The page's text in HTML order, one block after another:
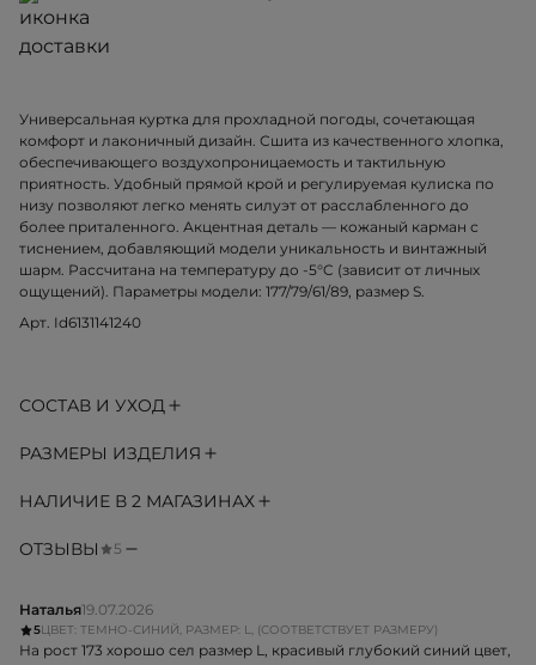
Универсальная куртка для прохладной погоды, сочетающая
комфорт и лаконичный дизайн. Сшита из качественного хлопка,
обеспечивающего воздухопроницаемость и тактильную
приятность. Удобный прямой крой и регулируемая кулиска по
низу позволяют легко менять силуэт от расслабленного до
более приталенного. Акцентная деталь — кожаный карман с
тиснением, добавляющий модели уникальность и винтажный
шарм. Рассчитана на температуру до -5°C (зависит от личных
ощущений). Параметры модели: 177/79/61/89, размер S.
Арт. Id6131141240
СОСТАВ И УХОД
РАЗМЕРЫ ИЗДЕЛИЯ
НАЛИЧИЕ В 2 МАГАЗИНАХ
ОТЗЫВЫ 5
Наталья19.07.2026
5ЦВЕТ: ТЕМНО-СИНИЙ, РАЗМЕР: L, (СООТВЕТСТВУЕТ РАЗМЕРУ)
На рост 173 хорошо сел размер L, красивый глубокий синий цвет,